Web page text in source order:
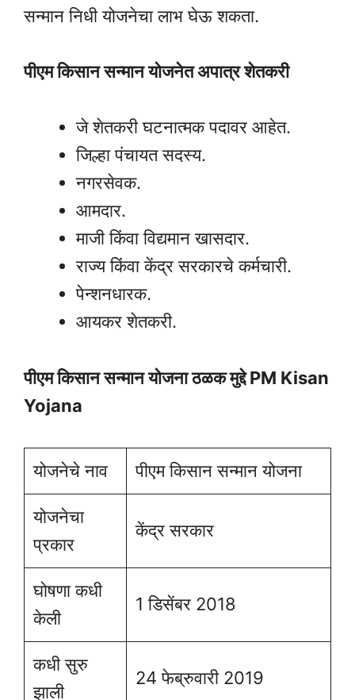
सन्मान निधी योजनेचा लाभ घेऊ शकता.
पीएम किसान सन्मान योजनेत अपात्र शेतकरी
जे शेतकरी घटनात्मक पदावर आहेत.
जिल्हा पंचायत सदस्य.
नगरसेवक.
आमदार.
माजी किंवा विद्यमान खासदार.
राज्य किंवा केंद्र सरकारचे कर्मचारी.
पेन्शनधारक.
आयकर शेतकरी.
पीएम किसान सन्मान योजना ठळक मुद्दे PM Kisan
Yojana
योजनेचे नाव पीएम किसान सन्मान योजना
योजनेचा
प्रकार
केंद्र सरकार
घोषणा कधी
केली
1 डिसेंबर 2018
कधी सुरु
झाली
24 फेब्रुवारी 2019